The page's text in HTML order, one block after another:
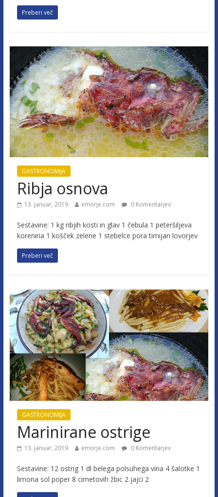
Preberi več
GASTRONOMIJA
Ribja osnova
13. januar, 2019 emorje.com 0 Komentarjev
Sestavine: 1 kg ribjih kosti in glav 1 čebula 1 peteršiljeva
korenina 1 košček zelene 1 stebelce pora timijan lovorjev
Preberi več
GASTRONOMIJA
Marinirane ostrige
13. januar, 2019 emorje.com 0 Komentarjev
Sestavine: 12 ostrig 1 dl belega polsuhega vina 4 šalotke 1
limona sol poper 8 cimetovih žbic 2 jajci 2